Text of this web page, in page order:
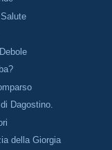
Dagostino.
della Giorgia